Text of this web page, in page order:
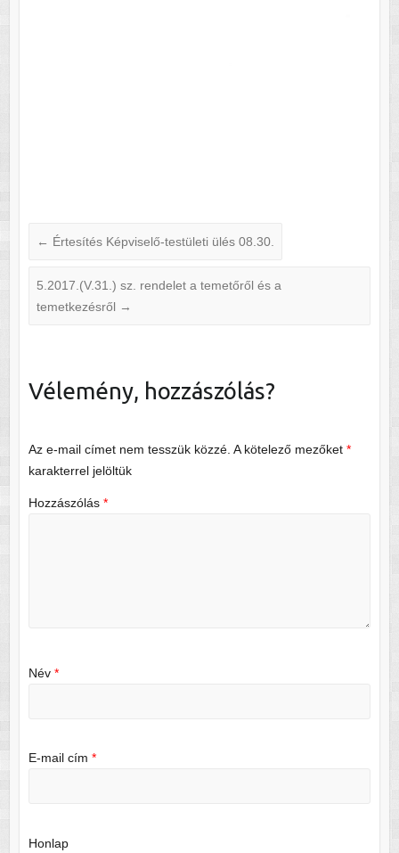
← Értesítés Képviselő-testületi ülés 08.30.
5.2017.(V.31.) sz. rendelet a temetőről és a
temetkezésről →
Vélemény, hozzászólás?
Az e-mail címet nem tesszük közzé. A kötelező mezőket *
karakterrel jelöltük
Hozzászólás *
Név *
E-mail cím *
Honlap